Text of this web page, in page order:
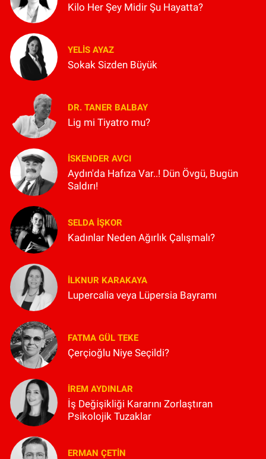
Kilo Her Şey Midir Şu Hayatta?
YELIS AYAZ
Sokak Sizden Büyük
DR. TANER BALBAY
Lig mi Tiyatro mu?
İSKENDER AVCI
Aydın'da Hafıza Var..! Dün Övgü, Bugün
Saldırı!
SELDA İŞKOR
Kadınlar Neden Ağırlık Çalışmalı?
İLKNUR KARAKAYA
Lupercalia veya Lüpersia Bayramı
FATMA GÜL TEKE
Çerçioğlu Niye Seçildi?
İREM AYDINLAR
İş Değişikliği Kararını Zorlaştıran
Psikolojik Tuzaklar
ERMAN ÇETIN